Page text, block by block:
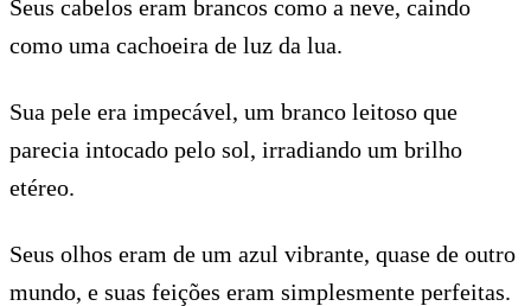
Seus cabelos eram brancos como a neve, caindo
como uma cachoeira de luz da lua.
Sua pele era impecável, um branco leitoso que
parecia intocado pelo sol, irradiando um brilho
etéreo.
Seus olhos eram de um azul vibrante, quase de outro
mundo, e suas feições eram simplesmente perfeitas.